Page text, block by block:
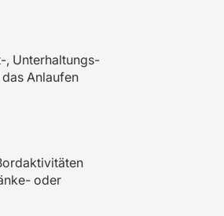
, Unterhaltungs-
Anlaufen
oder